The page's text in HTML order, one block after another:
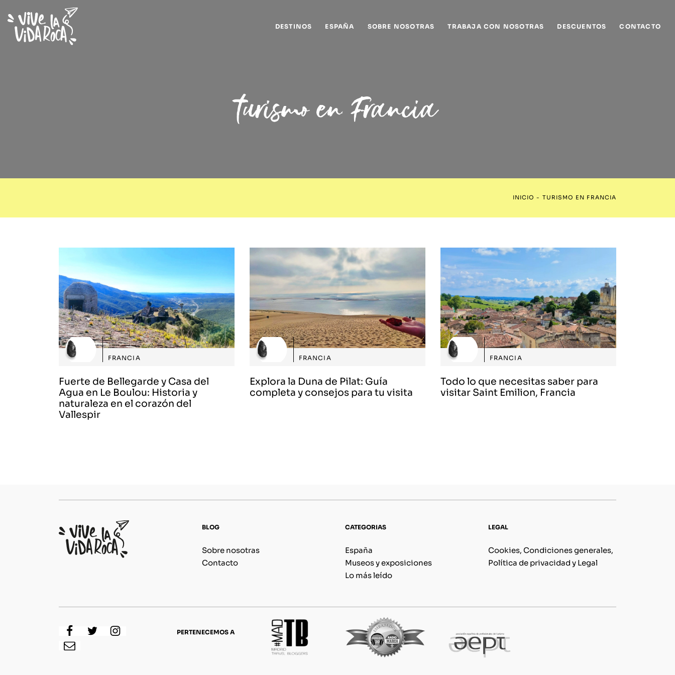
DESTINOS ESPAÑA SOBRE NOSOTRAS TRABAJA CON NOSOTRAS DESCUENTOS CONTACTO
turismo en Francia
INICIO - TURISMO EN FRANCIA
FRANCIA
Fuerte de Bellegarde y Casa del
Agua en Le Boulou: Historia y
naturaleza en el corazón del
Vallespir
FRANCIA
Explora la Duna de Pilat: Guía
completa y consejos para tu visita
FRANCIA
Todo lo que necesitas saber para
visitar Saint Emilion, Francia
BLOG
Sobre nosotras
Contacto
CATEGORIAS
España
Museos y exposiciones
Lo más leído
LEGAL
Cookies, Condiciones generales,
Política de privacidad y Legal
PERTENECEMOS A